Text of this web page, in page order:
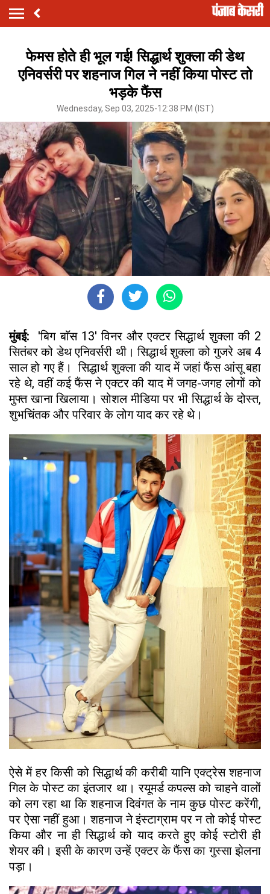
फेमस होते ही भूल गई! सिद्धार्थ शुक्ला की डेथ
एनिवर्सरी पर शहनाज गिल ने नहीं किया पोस्ट तो
भड़के फैंस
Wednesday, Sep 03, 2025-12:38 PM (IST)
मुंबई: 'बिग बाॅस 13' विनर और एक्टर सिद्धार्थ शुक्ला की 2
सितंबर को डेथ एनिवर्सरी थी। सिद्धार्थ शुक्ला को गुजरे अब 4
साल हो गए हैं। सिद्धार्थ शुक्ला की याद में जहां फैंस आंसू बहा
रहे थे, वहीं कई फैंस ने एक्टर की याद में जगह-जगह लोगों को
मुफ्त खाना खिलाया। सोशल मीडिया पर भी सिद्धार्थ के दोस्त,
शुभचिंतक और परिवार के लोग याद कर रहे थे।
ऐसे में हर किसी को सिद्धार्थ की करीबी यानि एक्ट्रेस शहनाज
गिल के पोस्ट का इंतजार था। रयूमर्ड कपल्स को चाहने वालों
को लग रहा था कि शहनाज दिवंगत के नाम कुछ पोस्ट करेंगी,
पर ऐसा नहीं हुआ। शहनाज ने इंस्टाग्राम पर न तो कोई पोस्ट
किया और ना ही सिद्धार्थ को याद करते हुए कोई स्टोरी ही
शेयर की। इसी के कारण उन्हें एक्टर के फैंस का गुस्सा झेलना
पड़ा।